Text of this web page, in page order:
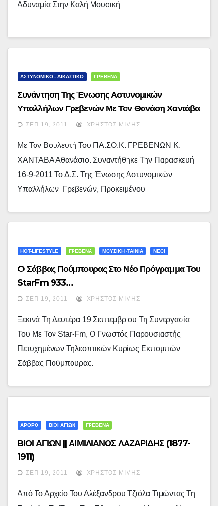
Αδυναμία Στην Καλή Μουσική
ΑΣΤΥΝΟΜΙΚΟ - ΔΙΚΑΣΤΙΚΟ ΓΡΕΒΕΝΑ
Συνάντηση Της Ένωσης Αστυνομικών
Υπαλλήλων Γρεβενών Με Τον Θανάση Χαντάβα
ΣΕΠ 19, 2011 ΧΡΉΣΤΟΣ ΜΊΜΗΣ
Με Τον Βουλευτή Του ΠΑ.ΣΟ.Κ. ΓΡΕΒΕΝΩΝ Κ.
ΧΑΝΤΑΒΑ Αθανάσιο, Συναντήθηκε Την Παρασκευή
16-9-2011 Το Δ.Σ. Της Ένωσης Αστυνομικών
Υπαλλήλων Γρεβενών, Προκειμένου
HOT-LIFESTYLE ΓΡΕΒΕΝΑ ΜΟΥΣΙΚΗ -ΤΑΙΝΙΑ ΝΕΟΙ
O Σάββας Πούμπουρας Στο Νέο Πρόγραμμα Του
StarFm 933…
ΣΕΠ 19, 2011 ΧΡΉΣΤΟΣ ΜΊΜΗΣ
Ξεκινά Τη Δευτέρα 19 Σεπτεμβρίου Τη Συνεργασία
Του Με Τον Star-Fm, O Γνωστός Παρουσιαστής
Πετυχημένων Τηλεοπτικών Κυρίως Εκπομπών
Σάββας Πούμπουρας.
ΑΡΘΡΟ ΒΙΟΙ ΑΓΙΩΝ ΓΡΕΒΕΝΑ
ΒΙΟΙ ΑΓΙΩΝ || ΑΙΜΙΛΙΑΝΟΣ ΛΑΖΑΡΙΔΗΣ (1877-
1911)
ΣΕΠ 19, 2011 ΧΡΉΣΤΟΣ ΜΊΜΗΣ
Από Το Αρχείο Του Αλέξανδρου Τζιόλα Τιμώντας Τη